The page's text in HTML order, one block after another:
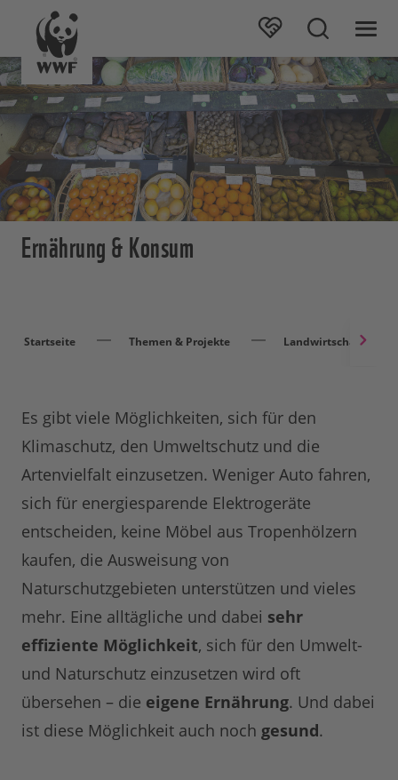
Ernährung & Konsum
Startseite Themen & Projekte Landwirtschaft
Es gibt viele Möglichkeiten, sich für den
Klimaschutz, den Umweltschutz und die
Artenvielfalt einzusetzen. Weniger Auto fahren,
sich für energiesparende Elektrogeräte
entscheiden, keine Möbel aus Tropenhölzern
kaufen, die Ausweisung von
Naturschutzgebieten unterstützen und vieles
mehr. Eine alltägliche und dabei sehr
effiziente Möglichkeit, sich für den Umwelt-
und Naturschutz einzusetzen wird oft
übersehen – die eigene Ernährung. Und dabei
ist diese Möglichkeit auch noch gesund.